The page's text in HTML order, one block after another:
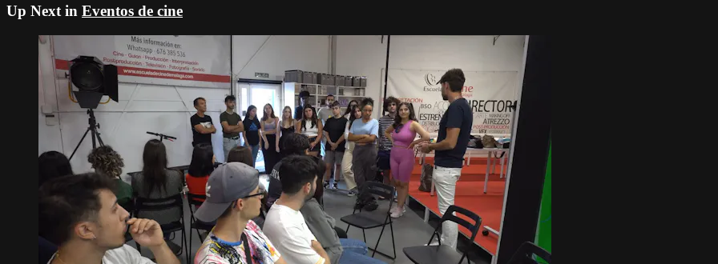
Up Next in Eventos de cine